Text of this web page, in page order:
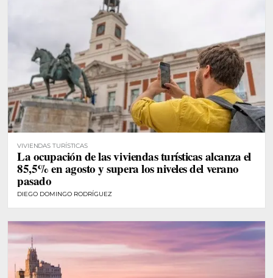
VIVIENDAS TURÍSTICAS
La ocupación de las viviendas turísticas alcanza el
85,5% en agosto y supera los niveles del verano
pasado
DIEGO DOMINGO RODRÍGUEZ